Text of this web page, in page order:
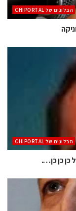
הבלוגים של CHIPORTAL
הבלוגים של CHIPORTAL
כן כן כן….